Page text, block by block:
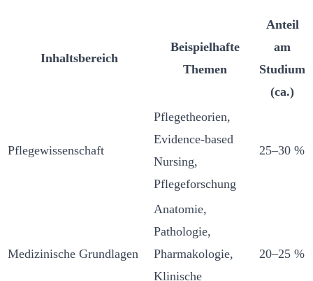
Inhaltsbereich
Beispielhafte
Themen
Anteil
am
Studium
(ca.)
Pflegewissenschaft
Pflegetheorien,
Evidence-based
Nursing,
Pflegeforschung
25–30 %
Medizinische Grundlagen
Anatomie,
Pathologie,
Pharmakologie,
Klinische
20–25 %